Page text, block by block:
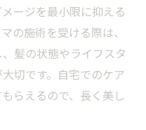
ージを最小限に抑える
の施術を受ける際は、
髪の状態やライフスタ
切です。自宅でのケア
らえるので、長く美し